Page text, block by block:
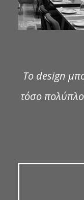
Το design
τόσο